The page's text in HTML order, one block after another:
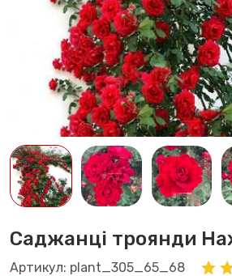
Саджанці троянди
Артикул: plant_305_65_68